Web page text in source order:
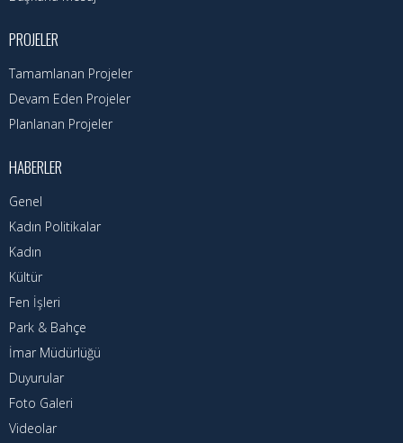
Hava Durumu
Kadın Politikalar
Kadın
PROJELER
Tamamlanan Projeler
Devam Eden Projeler
Planlanan Projeler
HABERLER
Genel
Kadın Politikalar
Kadın
Kültür
Fen İşleri
Park & Bahçe
İmar Müdürlüğü
Duyurular
Foto Galeri
Videolar